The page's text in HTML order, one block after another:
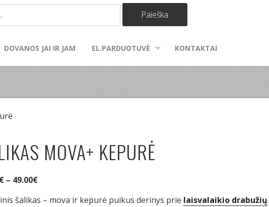
DOVANOS JAI IR JAM EL.PARDUOTUVĖ KONTAKTAI
MOVA+ KEPURĖ
– 49.00€
šalikas – mova ir kepurė puikus derinys prie laisvalaikio drabužių.